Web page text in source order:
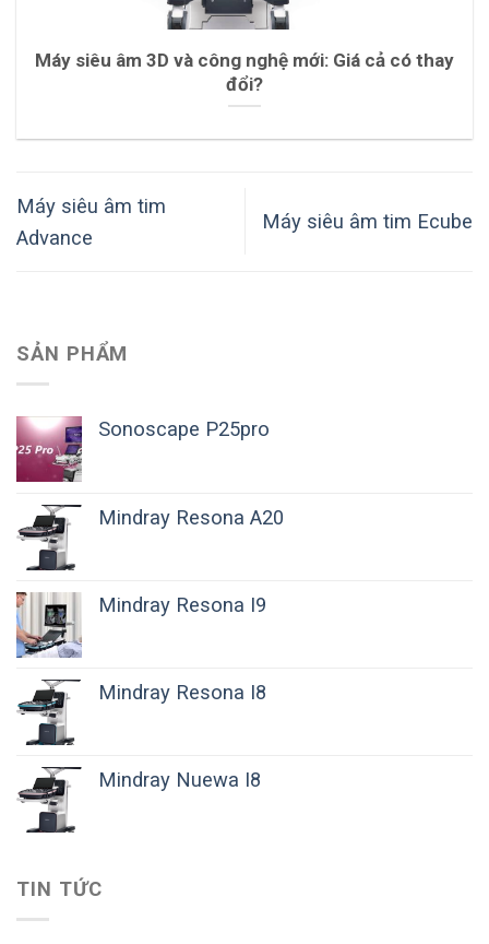
Máy siêu âm 3D và công nghệ mới: Giá cả có thay
đổi?
Máy siêu âm tim
Advance
Máy siêu âm tim Ecube
SẢN PHẨM
Sonoscape P25pro
Mindray Resona A20
Mindray Resona I9
Mindray Resona I8
Mindray Nuewa I8
TIN TỨC